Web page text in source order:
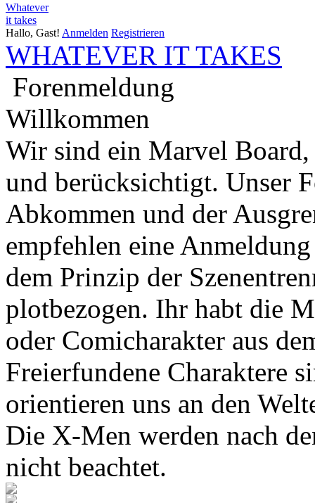
Whatever
it takes
Hallo, Gast! Anmelden Registrieren
WHATEVER IT TAKES
Forenmeldung
Willkommen
Wir sind ein Marvel
und berücksichtigt. Unser
Abkommen und der
empfehlen eine
dem Prinzip der
plotbezogen. Ihr habt die
oder Comicharakter aus
Freierfundene Charaktere
orientieren uns an den
Die X-Men werden nach
nicht beachtet.